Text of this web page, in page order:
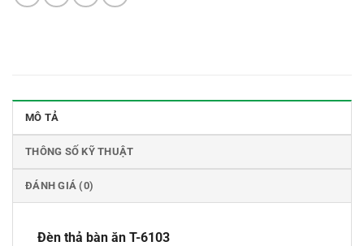
MÔ TẢ
THÔNG SỐ KỸ THUẬT
ĐÁNH GIÁ (0)
Đèn thả bàn ăn T-6103